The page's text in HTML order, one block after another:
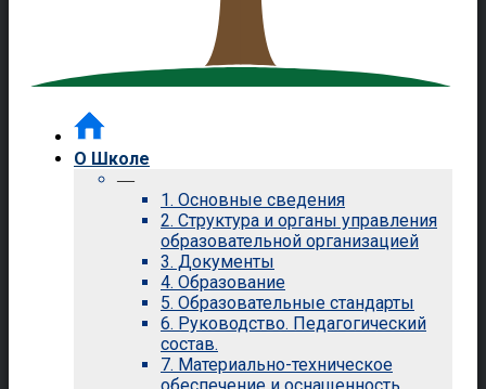
О Школе
—
1. Основные сведения
2. Структура и органы управления
образовательной организацией
3. Документы
4. Образование
5. Образовательные стандарты
6. Руководство. Педагогический
состав.
7. Материально-техническое